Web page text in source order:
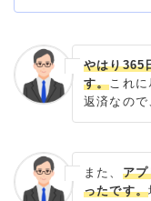
やはり365
す。これ
返済なので
また、 ア
ったです。